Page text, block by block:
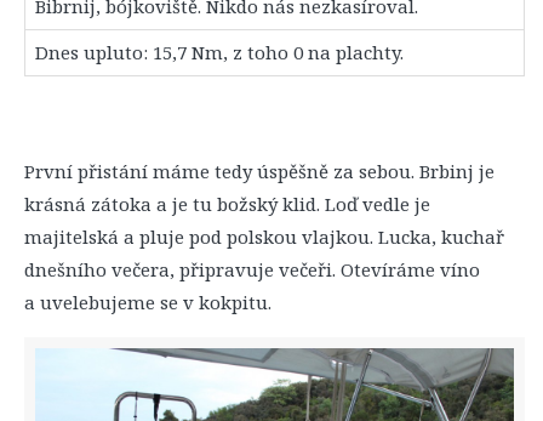
Bibrnij, bójkoviště. Nikdo nás nezkasíroval.
Dnes upluto: 15,7 Nm, z toho 0 na plachty.
První přistání máme tedy úspěšně za sebou. Brbinj je
krásná zátoka a je tu božský klid. Loď vedle je
majitelská a pluje pod polskou vlajkou. Lucka, kuchař
dnešního večera, připravuje večeři. Otevíráme víno
a uvelebujeme se v kokpitu.